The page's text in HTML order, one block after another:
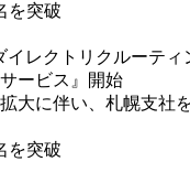
を突破
イレクトリクルーテ
ービス』開始
大に伴い、札幌支社
を突破